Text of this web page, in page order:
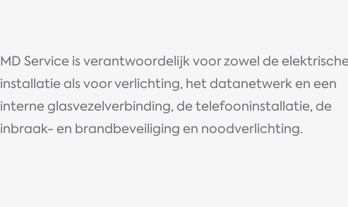
MD Service is verantwoordelijk voor zowel de
installatie als voor verlichting, het datanetwerk en een
interne glasvezelverbinding, de telefooninstallatie, de
inbraak- en brandbeveiliging en noodverlichting.